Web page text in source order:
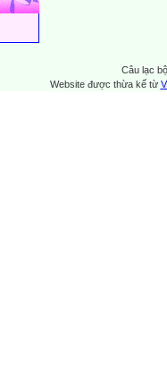
Câu lạc
Website được thừa kế từ